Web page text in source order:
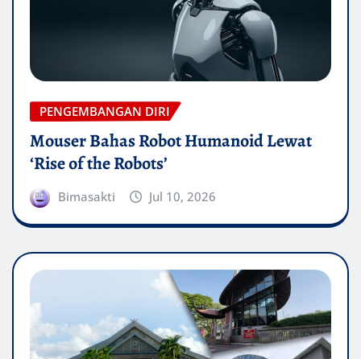
PENGEMBANGAN DIRI
Mouser Bahas Robot Humanoid Lewat
‘Rise of the Robots’
Bimasakti Jul 10, 2026